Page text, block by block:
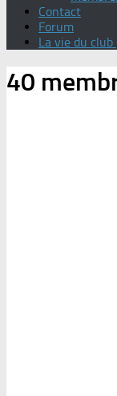
Contact
Forum
La vie du club
40